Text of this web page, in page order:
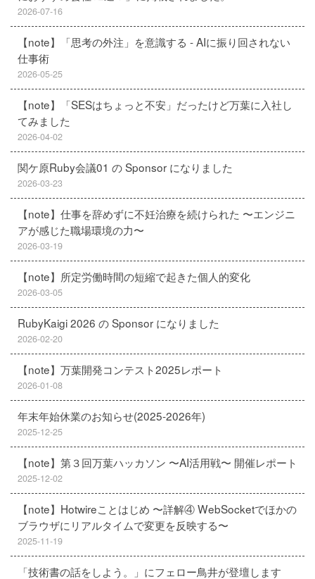
2026-07-16
【note】「思考の外注」を意識する - AIに振り回されない
仕事術
2026-05-25
【note】「SESはちょっと不安」だったけど万葉に入社し
てみました
2026-04-02
関ケ原Ruby会議01 の Sponsor になりました
2026-03-23
【note】仕事を辞めずに不妊治療を続けられた 〜エンジニ
アが感じた職場環境の力〜
2026-03-19
【note】所定労働時間の短縮で起きた個人的変化
2026-03-05
RubyKaigi 2026 の Sponsor になりました
2026-02-20
【note】万葉開発コンテスト2025レポート
2026-01-08
年末年始休業のお知らせ(2025-2026年)
2025-12-25
【note】第３回万葉ハッカソン 〜AI活用戦〜 開催レポート
2025-12-02
【note】Hotwireことはじめ 〜詳解④ WebSocketでほかの
ブラウザにリアルタイムで変更を反映する〜
2025-11-19
「技術書の話をしよう。」にフェロー鳥井が登壇します